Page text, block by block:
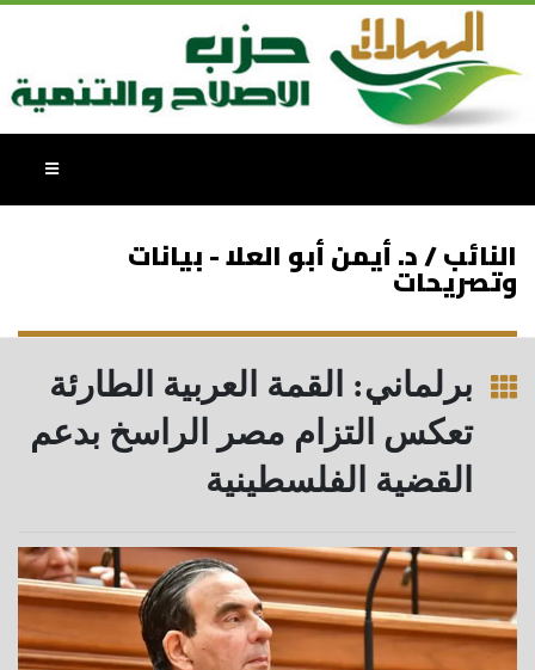
النائب / د. أيمن أبو العلا - بيانات
وتصريحات
برلماني: القمة العربية الطارئة
تعكس التزام مصر الراسخ بدعم
القضية الفلسطينية